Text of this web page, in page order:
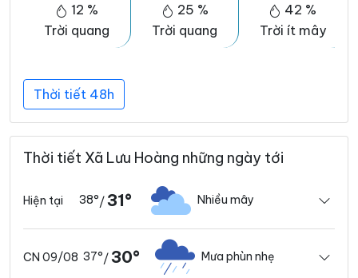
12 %
Trời quang
25 %
Trời quang
42 %
Trời ít mây
Thời tiết 48h
Thời tiết Xã Lưu Hoàng những ngày tới
Hiện tại 38°/31° Nhiều mây
CN 09/08 37°/30° Mưa phùn nhẹ